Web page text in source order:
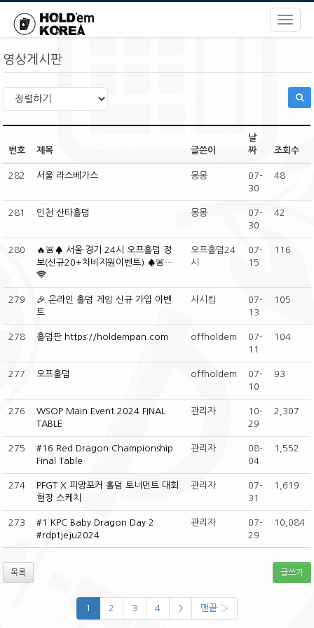
영상게시판
번호 제목 글쓴이
날
짜
조회수
282 서울 라스베가스 몽몽
07-
30
48
281 인천 산타홀덤 몽몽
07-
30
42
280
🔥🚨♠️ 서울·경기 24시 오프홀덤 정
보(신규20+차비지원이벤트) ♠️🚨…
오프홀덤24
시
07-
15
116
279
🎉 온라인 홀덤 게임 신규 가입 이벤
트
사시킴
07-
13
105
278 홀덤판 https://holdempan.com offholdem
07-
11
104
277 오프홀덤 offholdem
07-
10
93
276
WSOP Main Event 2024 FINAL
TABLE
관리자
10-
29
2,307
275
#16 Red Dragon Championship
Final Table
관리자
08-
04
1,552
274
PFGT X 피망포커 홀덤 토너먼트 대회
현장 스케치
관리자
07-
31
1,619
273
#1 KPC Baby Dragon Day 2
#rdptjeju2024
관리자
07-
29
10,084
목록 글쓰기
1 2 3 4 > 맨끝 ›